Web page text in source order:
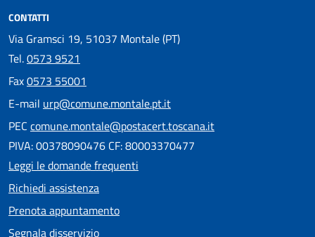
CONTATTI
Via Gramsci 19, 51037 Montale (PT)
Tel.0573 9521
Fax0573 55001
E-mail urp@comune.montale.pt.it
PEC comune.montale@postacert.toscana.it
PIVA: 00378090476 CF: 80003370477
Leggi le domande frequenti
Richiedi assistenza
Prenota appuntamento
Segnala disservizio